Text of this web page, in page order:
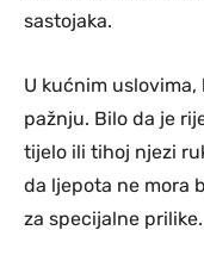
sastojaka.
U kućnim
pažnju. Bilo da je
tijelo ili tihoj njezi
da ljepota ne mora
za specijalne prilike.